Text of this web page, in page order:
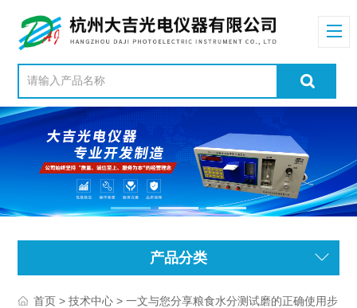
产品分类
首页 >技术中心 > 一文与您分享粮食水分测试磨的正确使用步